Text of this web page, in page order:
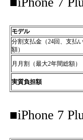
モデル
分割支払金（24回、支払
額）
月月割（最大2年間総額）
実質負担額
■iPhone 7